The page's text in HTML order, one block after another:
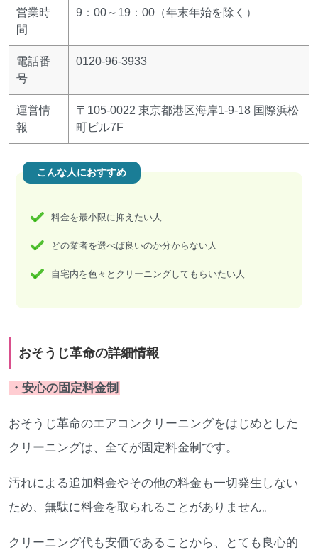
営業時
間
9：00～19：00（年末年始を除く）
電話番
号
0120-96-3933
運営情
報
〒105-0022 東京都港区海岸1-9-18 国際浜松
町ビル7F
こんな人におすすめ
料金を最小限に抑えたい人
どの業者を選べば良いのか分からない人
自宅内を色々とクリーニングしてもらいたい人
おそうじ革命の詳細情報
・安心の固定料金制
おそうじ革命のエアコンクリーニングをはじめとした
クリーニングは、全てが固定料金制です。
汚れによる追加料金やその他の料金も一切発生しない
ため、無駄に料金を取られることがありません。
クリーニング代も安価であることから、とても良心的